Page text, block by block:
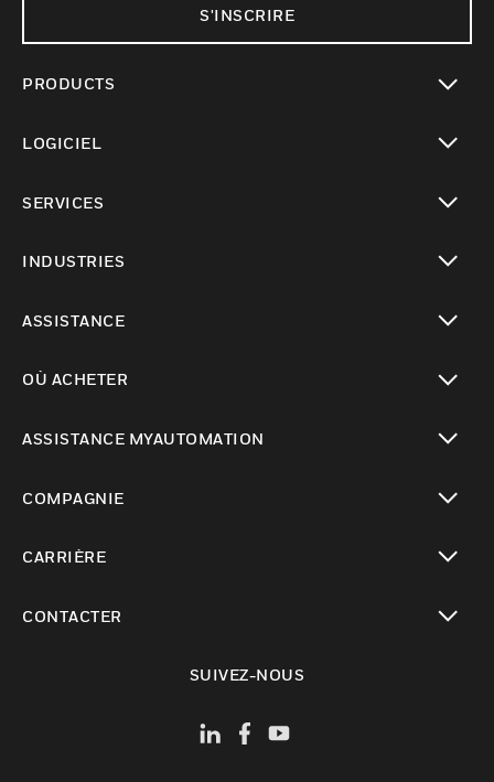
S'INSCRIRE
PRODUCTS
LOGICIEL
SERVICES
INDUSTRIES
ASSISTANCE
OÙ ACHETER
ASSISTANCE MYAUTOMATION
COMPAGNIE
CARRIÈRE
CONTACTER
SUIVEZ-NOUS